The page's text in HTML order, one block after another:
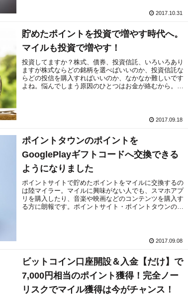
2017.10.31
貯めたポイントを投資で増やす時代へ。
マイルも投資で増やす！
投資してますか？株式、債券、投資信託、いろいろあり
ますが株式ならどの銘柄を選べばいいのか、投資信託な
らどの投信を購入すればいいのか、なかなか難しいです
よね。悩んでしまう原因のひとつはお金が絡むから。投
2017.09.18
ポイントタウンのポイントを
GooglePlayギフトコードへ交換できる
ようになりました
ポイントサイトで貯めたポイントをマイルに交換するの
は陸マイラー。マイルに興味がない人でも、スマホアプ
リを購入したり、音楽や映画などのコンテンツを購入す
る方に朗報です。ポイントサイト・ポイントタウンのポ
2017.09.08
ビットコイン口座開設＆入金【だけ】で
7,000円相当のポイント獲得！完全ノー
リスクでマイル獲得は今がチャンス！